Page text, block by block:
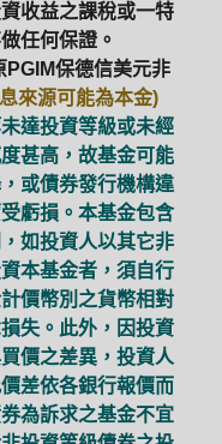
收益之課稅或一特
任何保證。
PGIM保德信美元非
來源可能為本金)
達投資等級或未經
甚高，故基金可能
或債券發行機構違
虧損。本基金包含
如投資人以其它非
本基金者，須自行
價幣別之貨幣相對
失。此外，因投資
價之差異，投資人
差依各銀行報價而
為訴求之基金不宜